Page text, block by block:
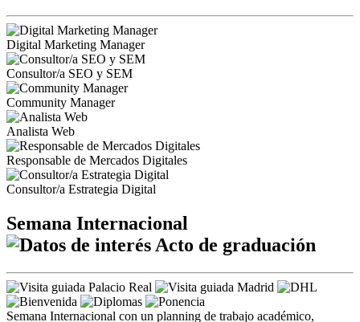
Digital Marketing Manager
Consultor/a SEO y SEM
Community Manager
Analista Web
Responsable de Mercados Digitales
Consultor/a Estrategia Digital
Semana Internacional
Acto de graduación
Semana Internacional con un planning de trabajo académico,